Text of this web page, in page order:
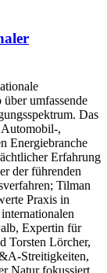
umfassende
Das
Automobil-,
Energiebranche
Erfahrung
der führenden
Tilman
Praxis in
Expertin für
Torsten Lörcher,
Streitigkeiten,
Natur fokussiert.